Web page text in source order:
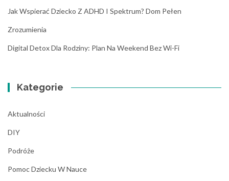
Jak Wspierać Dziecko Z ADHD I Spektrum? Dom Pełen
Zrozumienia
Digital Detox Dla Rodziny: Plan Na Weekend Bez Wi-Fi
Kategorie
Aktualności
DIY
Podróże
Pomoc Dziecku W Nauce